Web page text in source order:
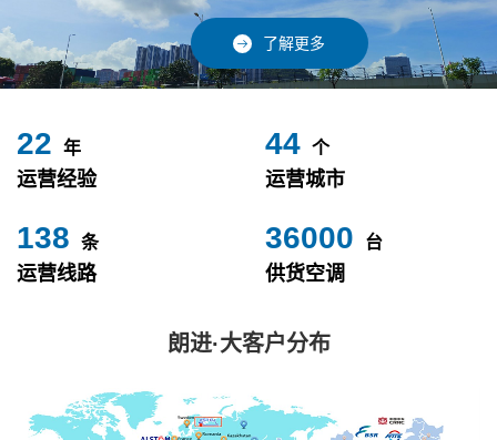
了解更多
24 年
运营经验
49 个
运营城市
153 条
运营线路
40000 台
供货空调
朗进·大客户分布